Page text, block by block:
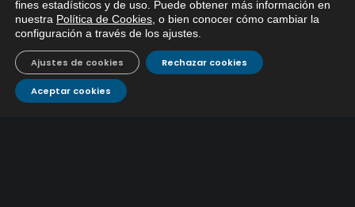
Caracterización ZA Medina Azahara-1º Sem 2026
9 julio, 2026
fines estadísticos y de uso. Puede obtener más información en
nuestra Política de Cookies , o bien conocer cómo cambiar la
configuración a través de los ajustes
Aceptar cookies
Rechazar cookies
Ajustes de cookies
Si tiene cualquier duda sobre
EMACSA, haga click abajo.